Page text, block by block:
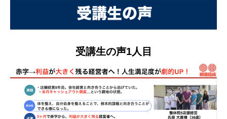
受講生の声1人目